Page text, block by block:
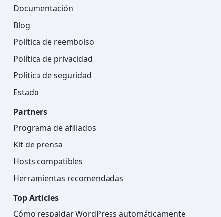
Documentación
Blog
Política de reembolso
Política de privacidad
Política de seguridad
Estado
Partners
Programa de afiliados
Kit de prensa
Hosts compatibles
Herramientas recomendadas
Top Articles
Cómo respaldar WordPress automáticamente